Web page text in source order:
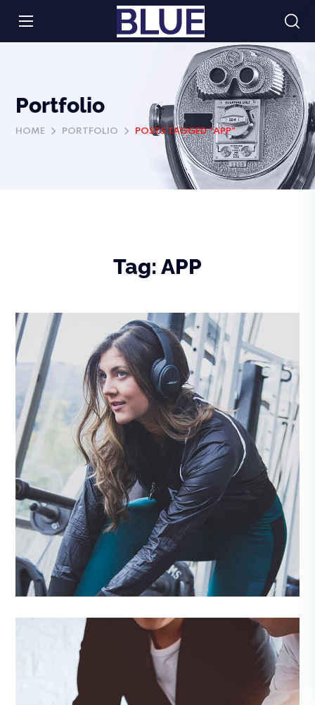
Portfolio
HOME PORTFOLIO POSTS TAGGED "APP"
Tag: APP